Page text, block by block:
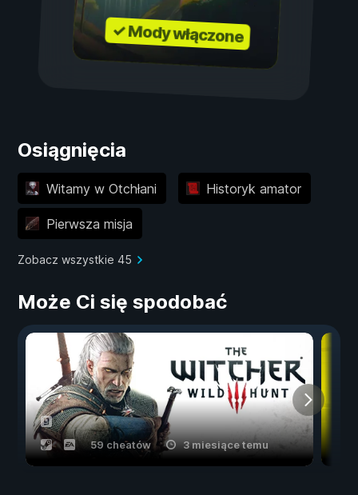
✓ Mody włączone
Osiągnięcia
Witamy w Otchłani Historyk amator
Pierwsza misja
Zobacz wszystkie 45
Może Ci się spodobać
59 cheatów 3 miesiące temu